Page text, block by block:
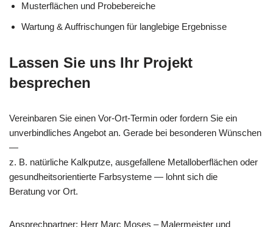
Musterflächen und Probebereiche
Wartung & Auffrischungen für langlebige Ergebnisse
Lassen Sie uns Ihr Projekt
besprechen
Vereinbaren Sie einen Vor-Ort-Termin oder fordern Sie ein
unverbindliches Angebot an. Gerade bei besonderen Wünschen
—
z. B. natürliche Kalkputze, ausgefallene Metalloberflächen oder
gesundheitsorientierte Farbsysteme — lohnt sich die
Beratung vor Ort.
Ansprechpartner: Herr Marc Moses – Malermeister und